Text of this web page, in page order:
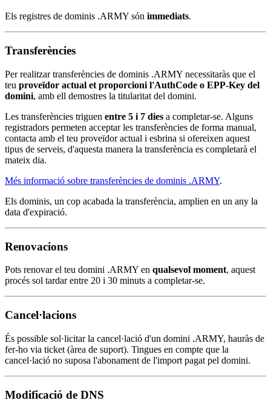
Els registres de dominis .ARMY són immediats.
Transferències
Per realitzar transferències de dominis .ARMY necessitaràs que el
teu proveïdor actual et proporcioni l'AuthCode o EPP-Key del
domini, amb ell demostres la titularitat del domini.
Les transferències triguen entre 5 i 7 dies a completar-se. Alguns
registradors permeten acceptar les transferències de forma manual,
contacta amb el teu proveïdor actual i esbrina si ofereixen aquest
tipus de serveis, d'aquesta manera la transferència es completarà el
mateix dia.
Més informació sobre transferències de dominis .ARMY.
Els dominis, un cop acabada la transferència, amplien en un any la
data d'expiració.
Renovacions
Pots renovar el teu domini .ARMY en qualsevol moment, aquest
procés sol tardar entre 20 i 30 minuts a completar-se.
Cancel·lacions
És possible sol·licitar la cancel·lació d'un domini .ARMY, hauràs de
fer-ho via ticket (àrea de suport). Tingues en compte que la
cancel·lació no suposa l'abonament de l'import pagat pel domini.
Modificació de DNS